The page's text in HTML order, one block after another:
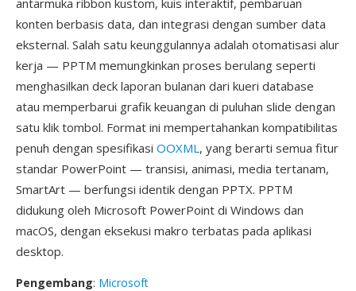
antarmuka ribbon kustom, kuis interaktif, pembaruan
konten berbasis data, dan integrasi dengan sumber data
eksternal. Salah satu keunggulannya adalah otomatisasi alur
kerja — PPTM memungkinkan proses berulang seperti
menghasilkan deck laporan bulanan dari kueri database
atau memperbarui grafik keuangan di puluhan slide dengan
satu klik tombol. Format ini mempertahankan kompatibilitas
penuh dengan spesifikasi OOXML, yang berarti semua fitur
standar PowerPoint — transisi, animasi, media tertanam,
SmartArt — berfungsi identik dengan PPTX. PPTM
didukung oleh Microsoft PowerPoint di Windows dan
macOS, dengan eksekusi makro terbatas pada aplikasi
desktop.
Pengembang: Microsoft